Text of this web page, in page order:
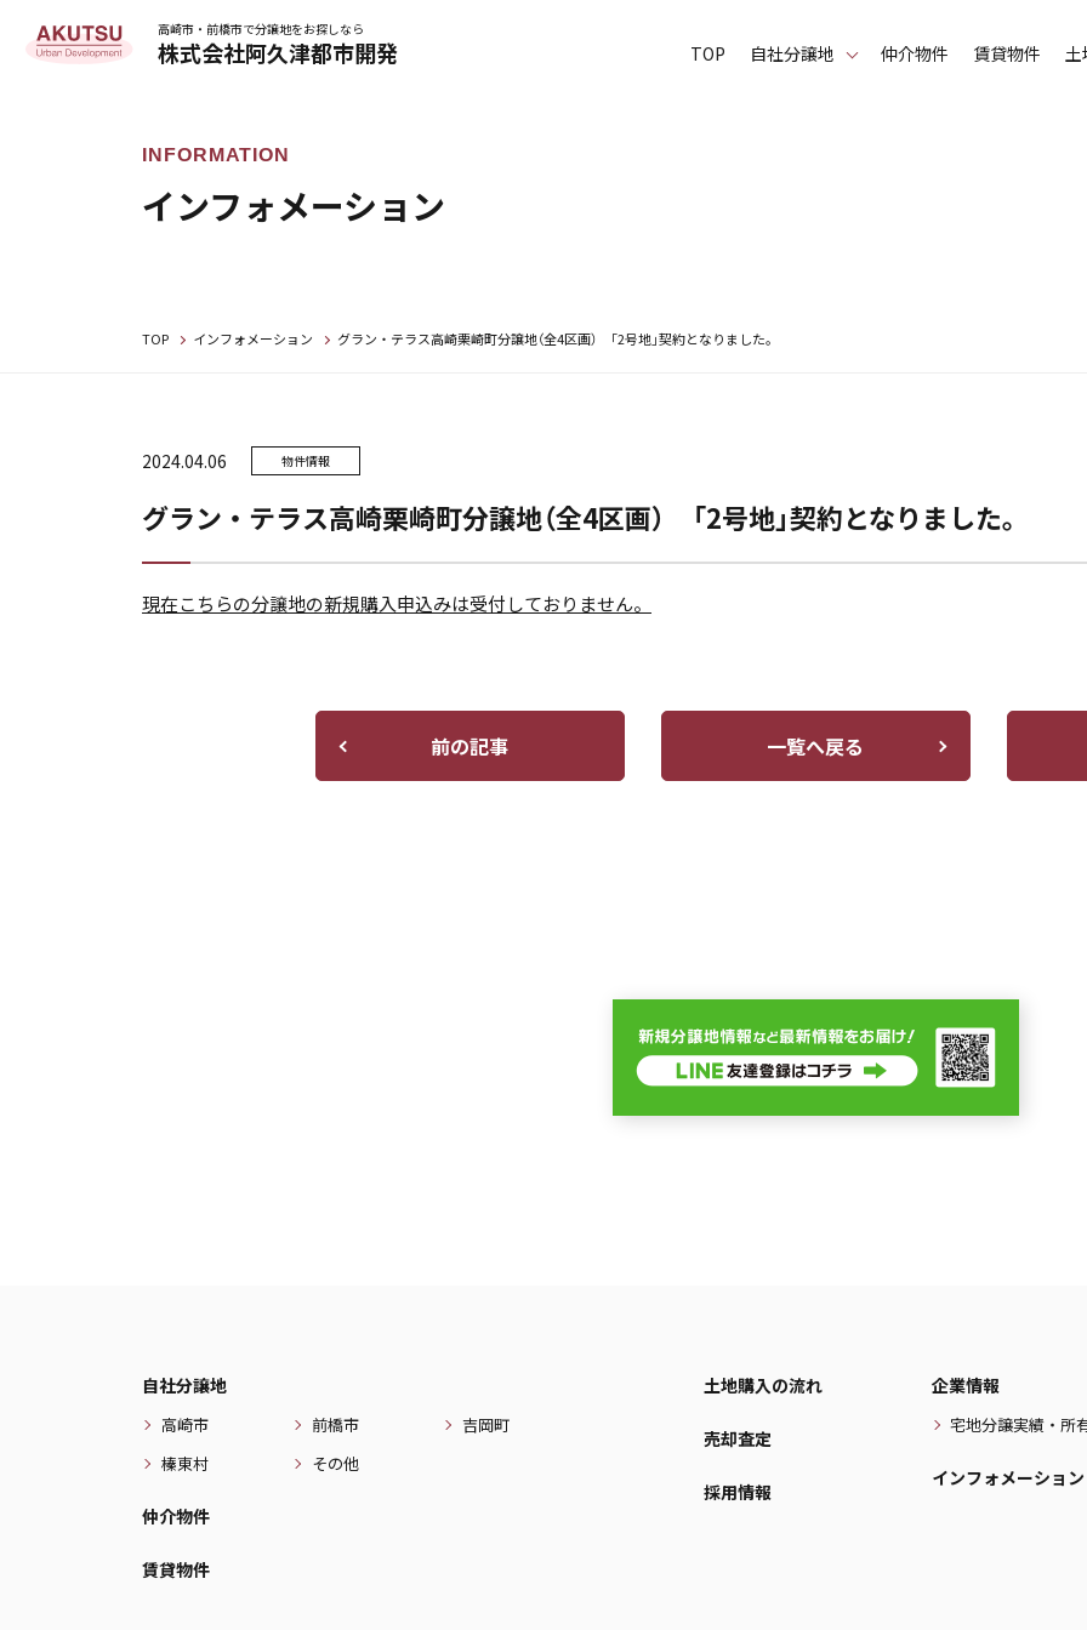
高崎市・前橋市で分譲地をお探しなら
株式会社阿久津都市開発 TOP ⾃社分譲地 仲介物件 賃貸物件 土
インフォメーション
TOP インフォメーション グラン・テラス高崎栗崎町分譲地（全4区画） 「2号地」契約となりました。
2024.04.06 物件情報
グラン・テラス高崎栗崎町分譲地（全4区画） 「2号地」契約となりました。
現在こちらの分譲地の新規購入申込みは受付しておりません。
前の記事 一覧へ戻る
自社分譲地
高崎市 前橋市
吉岡町
榛東村
その他
仲介物件
賃貸物件
土地購入の流れ
売却査定
採用情報
企業情報
宅地分譲実績・所
インフォメーション